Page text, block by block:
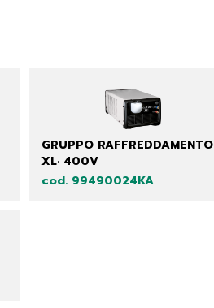
GRUPPO RAFFREDDAMENTO
XL· 400V
cod. 99490024KA